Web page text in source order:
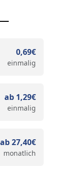
0,69€
einmalig
ab 1,29€
einmalig
ab 27,40€
monatlich